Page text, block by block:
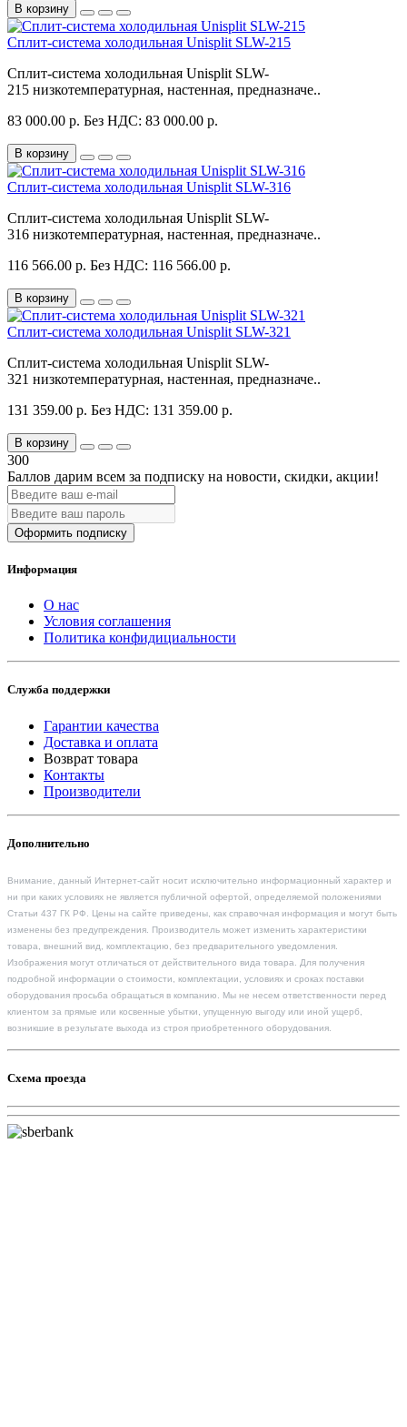
В корзину
Сплит-система холодильная Unisplit SLW-215
Сплит-система холодильная Unisplit SLW-
215 низкотемпературная, настенная, предназначе..
83 000.00 р. Без НДС: 83 000.00 р.
В корзину
Сплит-система холодильная Unisplit SLW-316
Сплит-система холодильная Unisplit SLW-
316 низкотемпературная, настенная, предназначе..
116 566.00 р. Без НДС: 116 566.00 р.
В корзину
Сплит-система холодильная Unisplit SLW-321
Сплит-система холодильная Unisplit SLW-
321 низкотемпературная, настенная, предназначе..
131 359.00 р. Без НДС: 131 359.00 р.
В корзину
300
Баллов дарим всем за подписку на новости, скидки, акции!
Оформить подписку
Информация
О нас
Условия соглашения
Политика конфидициальности
Служба поддержки
Гарантии качества
Доставка и оплата
Возврат товара
Контакты
Производители
Дополнительно
Внимание, данный Интернет-сайт носит исключительно информационный характер и
ни при каких условиях не является публичной офертой, определяемой положениями
Статьи 437 ГК РФ. Цены на сайте приведены, как справочная информация и могут быть
изменены без предупреждения. Производитель может изменить характеристики
товара, внешний вид, комплектацию, без предварительного уведомления.
Изображения могут отличаться от действительного вида товара. Для получения
подробной информации о стоимости, комплектации, условиях и сроках поставки
оборудования просьба обращаться в компанию. Мы не несем ответственности перед
клиентом за прямые или косвенные убытки, упущенную выгоду или иной ущерб,
возникшие в результате выхода из строя приобретенного оборудования.
Схема проезда